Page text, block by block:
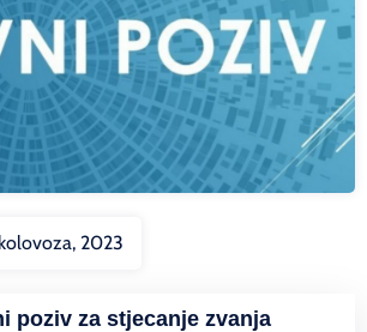
2023
poziv za stjecanje zvanja